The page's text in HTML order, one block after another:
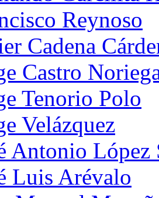
Reynoso
Cadena
Castro
Tenorio Polo
Velázquez
Antonio López
Luis Arévalo